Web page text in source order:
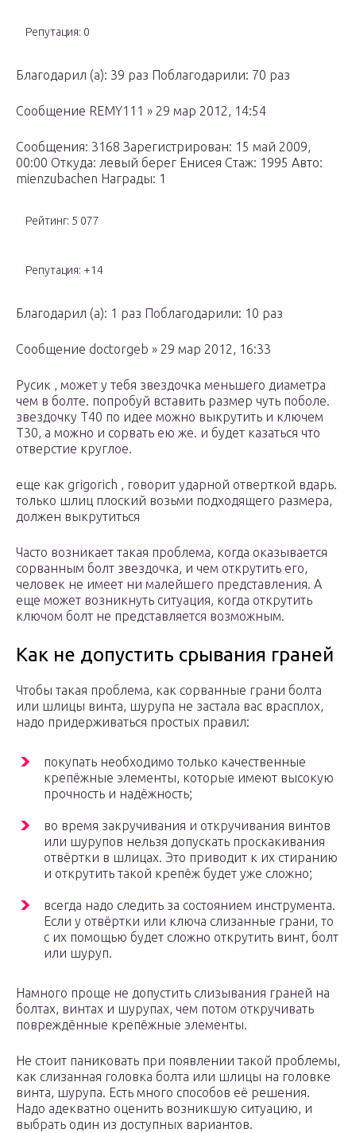
Репутация: 0
Благодарил (а): 39 раз Поблагодарили: 70 раз
Сообщение REMY111 » 29 мар 2012, 14:54
Сообщения: 3168 Зарегистрирован: 15 май 2009,
00:00 Откуда: левый берег Енисея Стаж: 1995 Авто:
mienzubachen Награды: 1
Рейтинг: 5 077
Репутация: +14
Благодарил (а): 1 раз Поблагодарили: 10 раз
Сообщение doctorgeb » 29 мар 2012, 16:33
Русик , может у тебя звездочка меньшего диаметра
чем в болте. попробуй вставить размер чуть поболе.
звездочку Т40 по идее можно выкрутить и ключем
Т30, а можно и сорвать ею же. и будет казаться что
отверстие круглое.
еще как grigorich , говорит ударной отверткой вдарь.
только шлиц плоский возьми подходящего размера,
должен выкрутиться
Часто возникает такая проблема, когда оказывается
сорванным болт звездочка, и чем открутить его,
человек не имеет ни малейшего представления. А
еще может возникнуть ситуация, когда открутить
ключом болт не представляется возможным.
Как не допустить срывания граней
Чтобы такая проблема, как сорванные грани болта
или шлицы винта, шурупа не застала вас врасплох,
надо придерживаться простых правил:
покупать необходимо только качественные
крепёжные элементы, которые имеют высокую
прочность и надёжность;
во время закручивания и откручивания винтов
или шурупов нельзя допускать проскакивания
отвёртки в шлицах. Это приводит к их стиранию
и открутить такой крепёж будет уже сложно;
всегда надо следить за состоянием инструмента.
Если у отвёртки или ключа слизанные грани, то
с их помощью будет сложно открутить винт, болт
или шуруп.
Намного проще не допустить слизывания граней на
болтах, винтах и шурупах, чем потом откручивать
повреждённые крепёжные элементы.
Не стоит паниковать при появлении такой проблемы,
как слизанная головка болта или шлицы на головке
винта, шурупа. Есть много способов её решения.
Надо адекватно оценить возникшую ситуацию, и
выбрать один из доступных вариантов.